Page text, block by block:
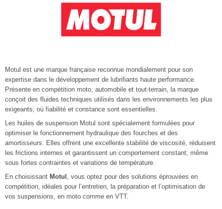
Motul est une marque française reconnue mondialement pour son
expertise dans le développement de lubrifiants haute performance.
Présente en compétition moto, automobile et tout-terrain, la marque
conçoit des fluides techniques utilisés dans les environnements les plus
exigeants, où fiabilité et constance sont essentielles.
Les huiles de suspension Motul sont spécialement formulées pour
optimiser le fonctionnement hydraulique des fourches et des
amortisseurs. Elles offrent une excellente stabilité de viscosité, réduisent
les frictions internes et garantissent un comportement constant, même
sous fortes contraintes et variations de température.
En choisissant Motul
, vous optez pour des solutions éprouvées en
compétition, idéales pour l’entretien, la préparation et l’optimisation de
vos suspensions, en moto comme en VTT.